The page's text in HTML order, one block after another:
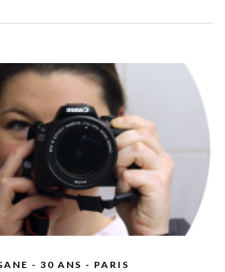
- 30 ANS - PARIS